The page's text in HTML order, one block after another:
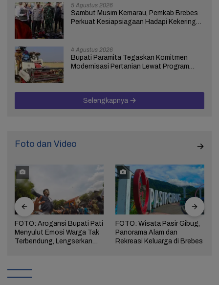
5 Agustus 2026
Sambut Musim Kemarau, Pemkab Brebes
Perkuat Kesiapsiagaan Hadapi Kekeringan
4 Agustus 2026
Bupati Paramita Tegaskan Komitmen
Modernisasi Pertanian Lewat Program
Selengkapnya
Foto dan Video
FOTO: Arogansi Bupati Pati
Menyulut Emosi Warga Tak
Terbendung, Lengserkan
FOTO: Wisata Pasir Gibug,
Panorama Alam dan
Rekreasi Keluarga di Brebes